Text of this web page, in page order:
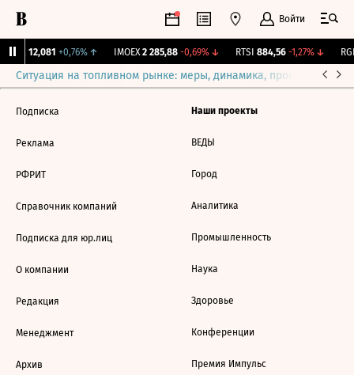
Войти
12,081 +0,76%↑ IMOEX 2 285,88 -0,69%↓ RTSI 884,56 -1,27%↓
Ситуация на топливном рынке: меры, динамика, прогнозы
Подписка
Реклама
РФРИТ
Справочник компаний
Подписка для юр.лиц
О компании
Редакция
Менеджмент
Архив
Наши проекты
ВЕДЫ
Город
Аналитика
Промышленность
Наука
Здоровье
Конференции
Премия Импульс